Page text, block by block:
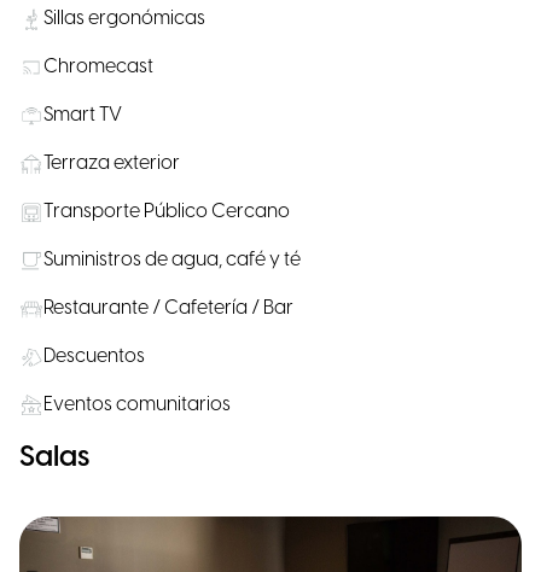
Sillas ergonómicas
Chromecast
Smart TV
Terraza exterior
Transporte Público Cercano
Suministros de agua, café y té
Restaurante / Cafetería / Bar
Descuentos
Eventos comunitarios
Salas